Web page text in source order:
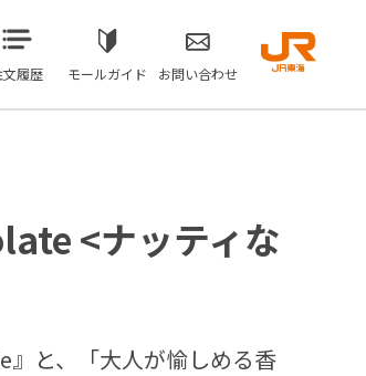
文履歴 モールガイド お問い合わせ
<ナッティな
と、「大人が愉しめる香